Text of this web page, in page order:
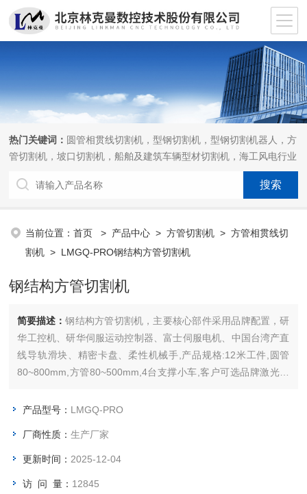
热门关键词： 圆管相贯线切割机，型钢切割机，型钢切割机器人，方
管切割机，坡口切割机，船舶及建筑车辆型材切割机，海工风电行业
当前位置：首页 > 产品中心 >方管切割机 >方管相贯线切
割机 > LMGQ-PRO钢结构方管切割机
钢结构方管切割机
简要描述：钢结构方管切割机，主要核心部件采用品牌配置，研
华工控机、研华伺服运动控制器、富士伺服电机、中国台湾产直
线导轨滑块、精密卡盘、柔性机械手,产品规格:12米工件,圆管
80~800mm,方管80~500mm,4台支撑小车,客户可选品牌激光测
产品型号： LMGQ-PRO
厂商性质：生产厂家
更新时间： 2025-12-04
访 问 量： 12845